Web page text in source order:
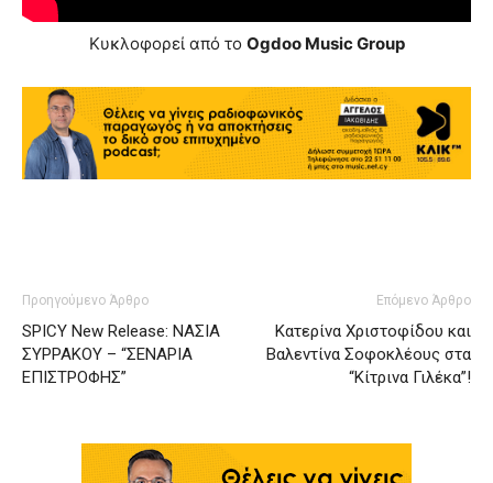
Κυκλοφορεί από το Ogdoo Music Group
Προηγούμενο Άρθρο
SPICY New Release: ΝΑΣΙΑ
ΣΥΡΡΑΚΟΥ – “ΣΕΝΑΡΙΑ
ΕΠΙΣΤΡΟΦΗΣ”
Επόμενο Άρθρο
Κατερίνα Χριστοφίδου και
Βαλεντίνα Σοφοκλέους στα
“Κίτρινα Γιλέκα”!